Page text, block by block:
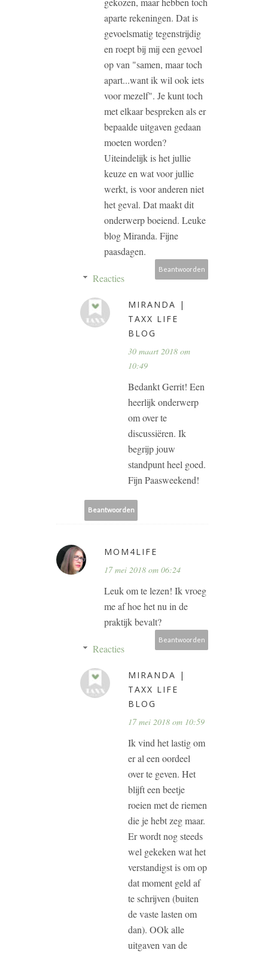
aparte rekeningen. Dat is
gevoelsmatig tegenstrijdig
en roept bij mij een gevoel
op van "samen, maar toch
apart...want ik wil ook iets
voor mezelf". Je kunt toch
met elkaar bespreken als er
bepaalde uitgaven gedaan
moeten worden?
Uiteindelijk is het jullie
keuze en wat voor jullie
werkt, is voor anderen niet
het geval. Dat maakt dit
onderwerp boeiend. Leuke
blog Miranda. Fijne
paasdagen.
Beantwoorden
Reacties
MIRANDA |
TAXX LIFE
BLOG
30 maart 2018 om
10:49
Bedankt Gerrit! Een
heerlijk onderwerp
om over te
discussiëren. Ik
begrijp jouw
standpunt heel goed.
Fijn Paasweekend!
Beantwoorden
MOM4LIFE
17 mei 2018 om 06:24
Leuk om te lezen! Ik vroeg
me af hoe het nu in de
praktijk bevalt?
Beantwoorden
Reacties
MIRANDA |
TAXX LIFE
BLOG
17 mei 2018 om 10:59
Ik vind het lastig om
er al een oordeel
over te geven. Het
blijft een beetje
roeien met de riemen
die je hebt zeg maar.
Er wordt nog steeds
wel gekeken wat het
verstandigst is om op
dat moment geld af
te schrijven (buiten
de vaste lasten om
dan). OOk alle
uitgaven van de